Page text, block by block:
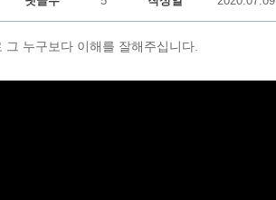
누구보다 이해를 잘해주십니다.